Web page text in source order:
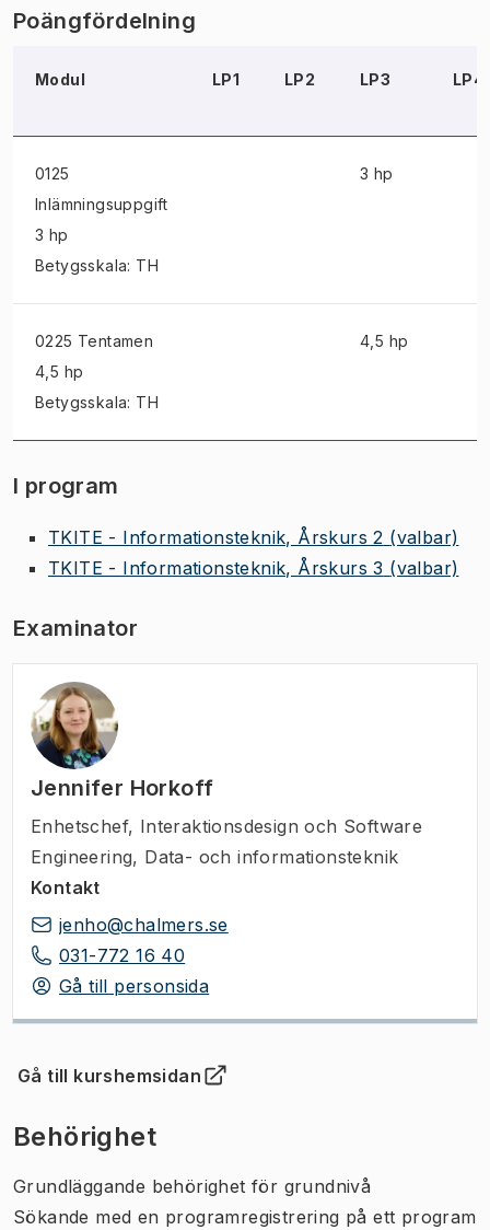
Poängfördelning
Modul LP1 LP2 LP3 LP4
0125
Inlämningsuppgift
3 hp
Betygsskala: TH
3 hp
0225 Tentamen
4,5 hp
Betygsskala: TH
4,5 hp
I program
TKITE - Informationsteknik, Årskurs 2 (valbar)
TKITE - Informationsteknik, Årskurs 3 (valbar)
Examinator
Jennifer Horkoff
Enhetschef, Interaktionsdesign och Software
Engineering, Data- och informationsteknik
Kontakt
jenho@chalmers.se
031-772 16 40
Gå till personsida
Gå till kurshemsidan
(Öppnas i ny flik)
Behörighet
Grundläggande behörighet för grundnivå
Sökande med en programregistrering på ett program